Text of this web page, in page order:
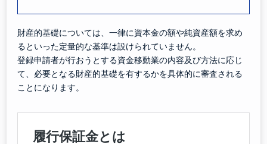
財産的基礎については、一律に資本金の額や純資産額を求め
るといった定量的な基準は設けられていません。
登録申請者が行おうとする資金移動業の内容及び方法に応じ
て、必要となる財産的基礎を有するかを具体的に審査される
ことになります。